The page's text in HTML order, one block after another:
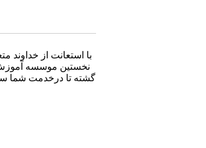
با استعانت از خداوند
گشته تا درخدمت شما